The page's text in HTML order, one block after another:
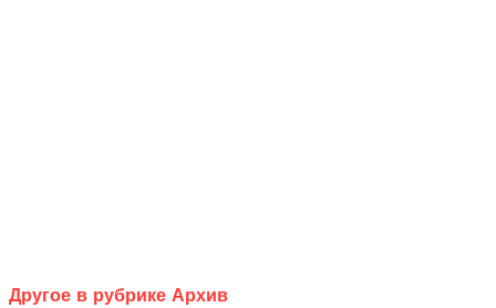
Другое в рубрике Архив